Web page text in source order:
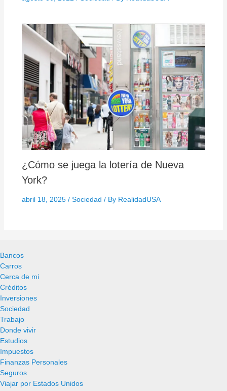
¿Cómo se juega la lotería de Nueva
York?
abril 18, 2025 / Sociedad / By RealidadUSA
Bancos
Carros
Cerca de mi
Créditos
Inversiones
Sociedad
Trabajo
Donde vivir
Estudios
Impuestos
Finanzas Personales
Seguros
Viajar por Estados Unidos